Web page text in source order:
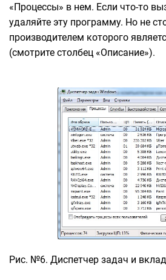
«Процессы» в нем. Если что-то
удаляйте эту программу. Но не
производителем которого
(смотрите столбец «Описание»).
Рис. №6. Диспетчер задач и